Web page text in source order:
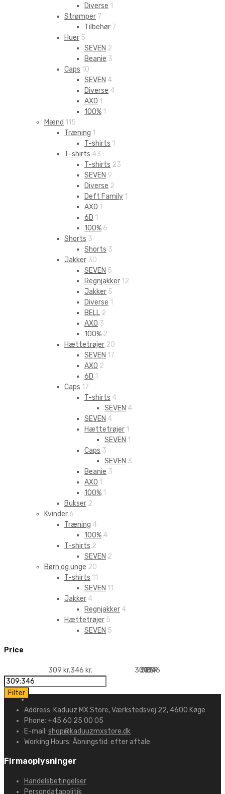
Diverse 1
Strømper 7
Tilbehør 7
Huer 5
SEVEN 2
Beanie 3
Caps 10
SEVEN 4
Diverse 4
AXO 1
100% 1
Mænd 115
Træning 1
T-shirts 1
T-shirts 43
T-shirts 23
SEVEN 9
Diverse 2
Deft Family 1
AXO 1
6D 1
100% 6
Shorts 3
Shorts 3
Jakker 30
SEVEN 5
Regnjakker 12
Jakker 5
Diverse 1
BELL 2
AXO 3
100% 2
Hættetrøjer 20
SEVEN 17
AXO 2
6D 1
Caps 17
T-shirts 4
SEVEN 4
SEVEN 4
Hættetrøjer 1
SEVEN 1
Caps 3
SEVEN 3
Beanie 3
AXO 1
100% 1
Bukser 2
Kvinder 6
Træning 4
100% 4
T-shirts 2
SEVEN 2
Børn og unge 20
T-shirts 11
SEVEN 11
Jakker 4
Regnjakker 4
Hættetrøjer 5
SEVEN 5
Price
309 kr.346 kr. 309
318
328
337
346
Filter
Address: Kaduuz MX Store, Værkstedsvej 22, 4600 Køge
Phone: +45 60 25 00 05
E-mail: shop@kaduuzmxstore.dk
Working Hours: Åbningstid: efter aftale
Firmaoplysninger
Handelsbetingelser
Persondatapolitik